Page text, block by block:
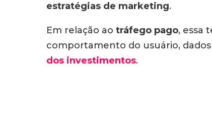
estratégias de marketing.
Em relação ao tráfego pago, essa
comportamento do usuário,
dos investimentos.